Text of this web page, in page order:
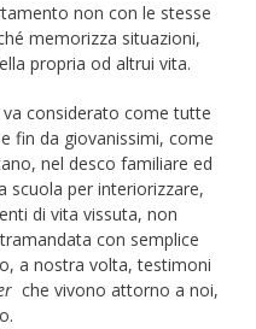
non con le stesse
memorizza situazioni,
propria od altrui vita.
considerato come tutte
fin da giovanissimi, come
nel desco familiare ed
per interiorizzare,
di vita vissuta, non
con semplice
a nostra volta, testimoni
che vivono attorno a noi,